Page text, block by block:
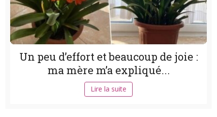
Un peu d’effort et beaucoup de joie :
ma mère m’a expliqué...
Lire la suite